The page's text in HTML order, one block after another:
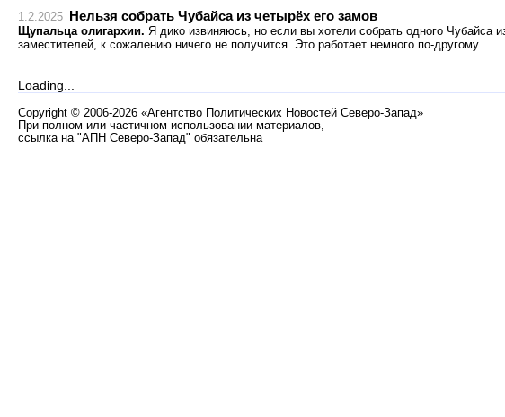
1.2.2025 Нельзя собрать Чубайса из четырёх его замов
Щупальца олигархии. Я дико извиняюсь, но если вы хотели собрать одного Чубайса
заместителей, к сожалению ничего не получится. Это работает немного по-другому.
Loading...
Copyright © 2006-2026 «Агентство Политических Новостей Северо-Запад»
При полном или частичном использовании материалов,
ссылка на "АПН Северо-Запад" обязательна